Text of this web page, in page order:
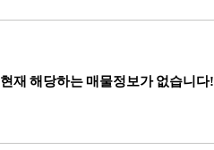
현재 해당하는 매물정보가 없습니다!